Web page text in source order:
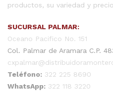
productos, su variedad y
SUCURSAL PALMAR:
Oceano Pacifico No. 151
Col. Palmar de Aramara C.P.
Teléfono: 322 225 8690
WhatsApp: 322 118 3220